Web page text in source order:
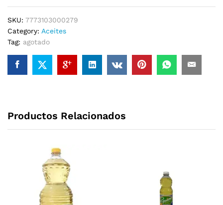
SKU: 7773103000279
Category: Aceites
Tag: agotado
Productos Relacionados